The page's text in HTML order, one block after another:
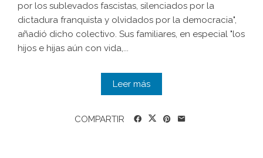
por los sublevados fascistas, silenciados por la
dictadura franquista y olvidados por la democracia",
añadió dicho colectivo. Sus familiares, en especial "los
hijos e hijas aún con vida,...
Leer más
COMPARTIR